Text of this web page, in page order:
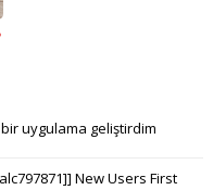
bir uygulama geliştirdim
New Users First